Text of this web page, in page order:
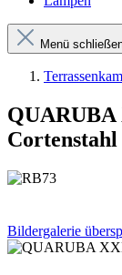
Menü
QUARUBA
Cortenstahl
Bildergalerie